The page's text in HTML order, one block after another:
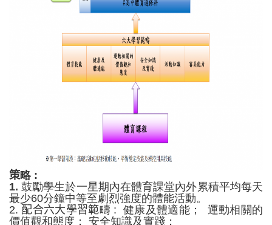
策略 :
1. 鼓勵學生於一星期內在體育課堂內外累積平均每天
最少60分鐘中等至劇烈強度的體能活動。
2. 配合六大學習範疇 :健康及體適能；
運動相關的
價值觀和態度； 安全知識及實踐；